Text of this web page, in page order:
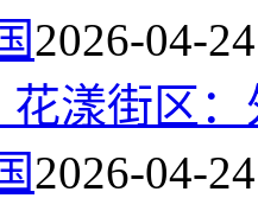
2026-04-24
漾街区
2026-04-24